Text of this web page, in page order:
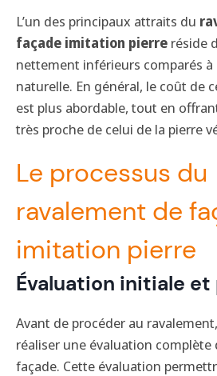
L’un des principaux attraits du
façade imitation pierre réside
nettement inférieurs comparés à
naturelle. En général, le coût de
est plus abordable, tout en
très proche de celui de la pierre
Le processus du
ravalement de
imitation pierre
Évaluation initiale
Avant de procéder au
réaliser une évaluation complète
façade. Cette évaluation